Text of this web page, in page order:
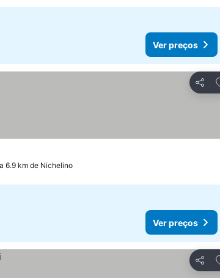
Ver preços
6.9 km de Nichelino
Ver preços